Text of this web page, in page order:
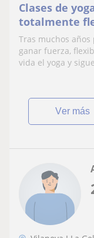
Clases de
totalmente
Tras muchos
ganar fuerza,
vida el yoga y
ver más